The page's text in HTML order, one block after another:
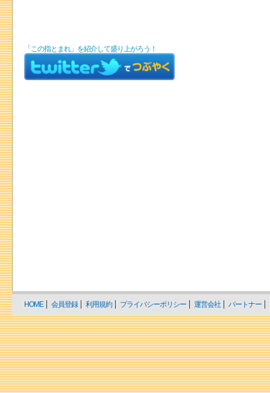
「この指とまれ」を紹介して盛り上がろう！
HOME 会員登録 利用規約 プライバシーポリシー 運営会社 パートナー